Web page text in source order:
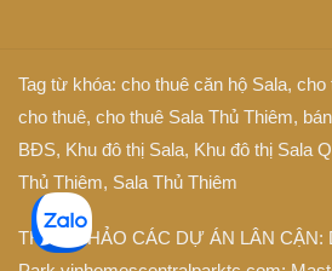
Tag từ khóa: cho thuê căn hộ Sala, cho
cho thuê, cho thuê Sala Thủ Thiêm,
BĐS, Khu đô thị Sala, Khu đô thị Sala
Thủ Thiêm, Sala Thủ Thiêm
THAM KHẢO CÁC DỰ ÁN LÂN CẬN: